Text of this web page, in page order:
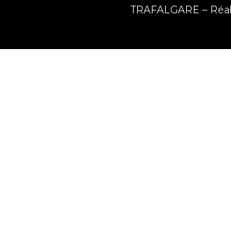
TRAFALGARE –